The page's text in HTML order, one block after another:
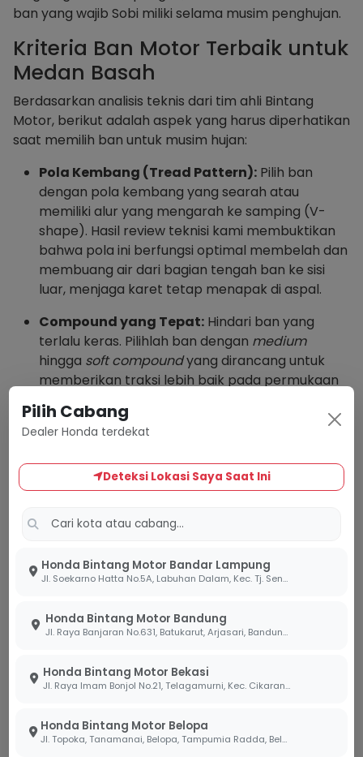
Pilih Cabang
Dealer Honda terdekat
Deteksi Lokasi Saya Saat Ini
Honda Bintang Motor Bandar Lampung
Jl. Soekarno Hatta No.5A, Labuhan Dalam, Kec. Tj. Senang, Kota Bandar Lampung, Lampung 35141
Honda Bintang Motor Bandung
Jl. Raya Banjaran No.631, Batukarut, Arjasari, Bandung, Jawa Barat 40379
Honda Bintang Motor Bekasi
Jl. Raya Imam Bonjol No.21, Telagamurni, Kec. Cikarang Barat, Bekasi Jawa Barat 17530.
Honda Bintang Motor Belopa
Jl. Topoka, Tanamanai, Belopa, Tampumia Radda, Belopa, Kabupaten Luwu, Sulawesi Selatan 91994
ban yang wajib Sobi miliki selama musim penghujan.
Kriteria Ban Motor Terbaik untuk
Medan Basah
Berdasarkan analisis teknis dari tim ahli Bintang
Motor, berikut adalah aspek yang harus diperhatikan
saat memilih ban untuk musim hujan:
Pola Kembang (Tread Pattern): Pilih ban
dengan pola kembang yang searah atau
memiliki alur yang mengarah ke samping (V-
shape). Hasil review teknisi kami membuktikan
bahwa pola ini berfungsi optimal membelah dan
membuang air dari bagian tengah ban ke sisi
luar, menjaga karet tetap menapak di aspal.
Compound yang Tepat: Hindari ban yang
terlalu keras. Pilihlah ban dengan medium
hingga soft compoundyang dirancang untuk
memberikan traksi lebih baik pada permukaan
jalan yang basah.
Kedalaman Alur Ban:
Tread
Jika kembang sudah menyentuh batas indikator
tersebut, ban sudah kehilangan fungsi
segera diganti.
Berkendara Lebih Aman dengan
Teknologi Roadsync Duo
Di diler Bintang Motor, kami meyakini bahwa
perlindungan mekanis melalui ban yang berkualitas
cerdas. Itulah mengapa fiturRoadsync Duo
lini motor Honda terbaru menjadi sangat relevan
menghadapi hujan di area perkotaan yang padat.